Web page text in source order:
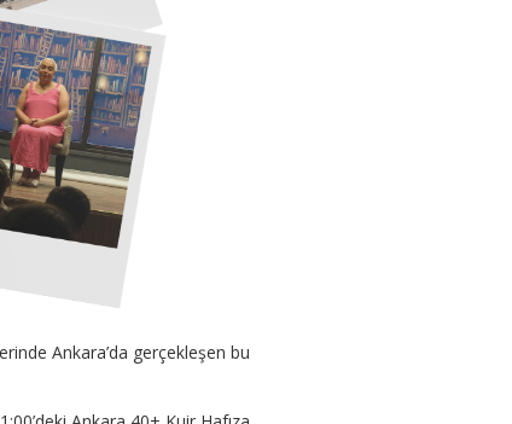
Ankara’da gerçekleşen bu